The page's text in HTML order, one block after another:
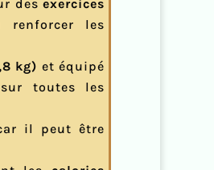
desexercices
renforcer les
kg) et équipé
toutes les
il peut être